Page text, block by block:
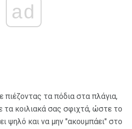
ad
τα πόδια στα πλάγια,
τα κοιλιακά σας σφιχτά, ώστε το
ψηλό και να μην "ακουμπάει" στο